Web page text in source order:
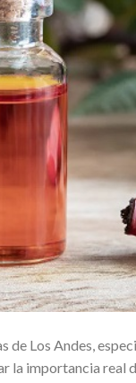
de Los Andes,
la importancia real